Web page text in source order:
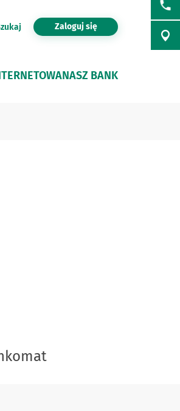
Zaloguj się
NASZ BANK